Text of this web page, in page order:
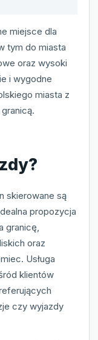
miejsce dla
tym do miasta
oraz wysoki
i wygodne
miasta z
skierowane są
propozycja
granicę,
oraz
Usługa
klientów
czy wyjazdy